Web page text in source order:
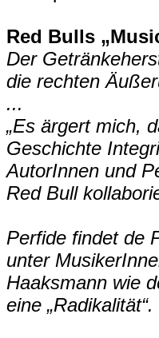
Red Bulls
Der
die rechten
...
„Es ärgert mich,
Geschichte
AutorInnen und
Red Bull
Perfide findet de
unter
Haaksmann wie
eine